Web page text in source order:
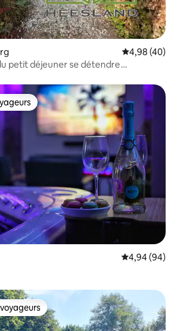
Note
4,98 (40)
petit déjeuner se détendre
Note
4,94 (94)
parmi les plus aimés